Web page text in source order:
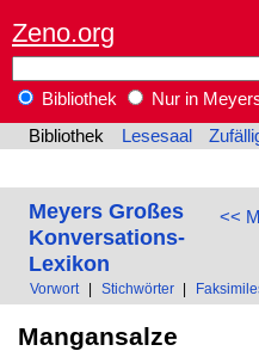
Zeno.org
Bibliothek
Nur in
Bibliothek
Lesesaal
<<
Meyers Großes
Konversations-
Lexikon
Vorwort Stichwörter
Mangansalze